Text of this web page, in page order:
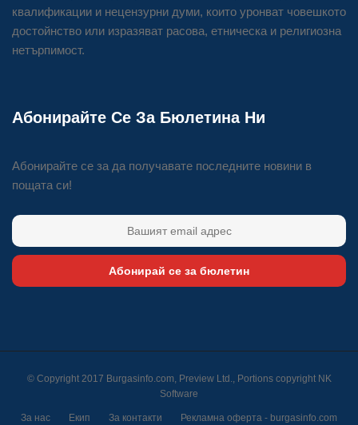
квалификации и нецензурни думи, които уронват човешкото
достойнство или изразяват расова, етническа и религиозна
нетърпимост.
Абонирайте Се За Бюлетина Ни
Абонирайте се за да получавате последните новини в
пощата си!
Абонирай се за бюлетин
© Copyright 2017 Burgasinfo.com, Preview Ltd., Portions copyright NK
Software
За нас Екип За контакти Рекламна оферта - burgasinfo.com